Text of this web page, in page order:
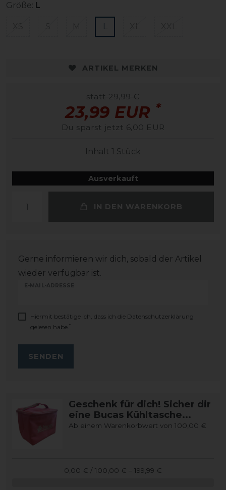
Größe: L
L
ARTIKEL MERKEN
statt 29,99 €
23,99 EUR *
Du sparst jetzt 6,00 EUR
Inhalt 1 Stück
Ausverkauft
IN DEN WARENKORB
Gerne informieren wir dich, sobald der Artikel
wieder verfügbar ist.
E-MAIL-ADRESSE
Hiermit bestätige ich, dass ich die Daten­schutz­erklärung
gelesen habe. *
SENDEN
Geschenk für dich! Sicher dir
eine Bucas Kühltasche...
Ab einem Warenkorbwert von 100,00 €
0,00 € / 100,00 € – 199,99 €